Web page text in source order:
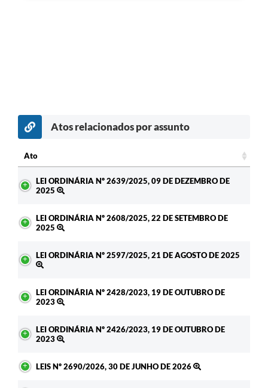
Atos relacionados por assunto
Ato
LEI ORDINÁRIA Nº 2639/2025, 09 DE DEZEMBRO DE
2025
LEI ORDINÁRIA Nº 2608/2025, 22 DE SETEMBRO DE
2025
LEI ORDINÁRIA Nº 2597/2025, 21 DE AGOSTO DE 2025
LEI ORDINÁRIA Nº 2428/2023, 19 DE OUTUBRO DE
2023
LEI ORDINÁRIA Nº 2426/2023, 19 DE OUTUBRO DE
2023
LEIS Nº 2690/2026, 30 DE JUNHO DE 2026